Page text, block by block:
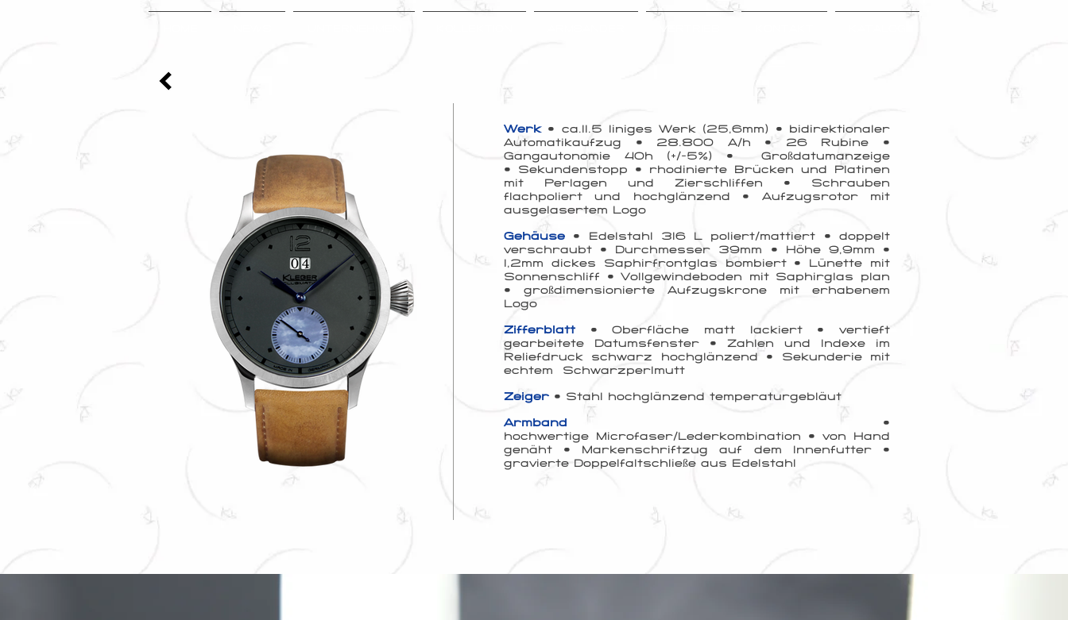
Werk• ca.11.5 liniges Werk (25,6mm) • bidirektionaler
Automatikaufzug • 28.800 A/h • 26 Rubine •
Gangautonomie 40h (+/-5%) • Großdatumanzeige
• Sekundenstopp • rhodinierte Brücken und Platinen
mit Perlagen und Zierschliffen • Schrauben
flachpoliert und hochglänzend • Aufzugsrotor mit
ausgelasertem Logo
Gehäuse • Edelstahl 316 L poliert/mattiert • doppelt
verschraubt • Durchmesser 39mm • Höhe 9,9mm •
1,2mm dickes Saphirfrontglas bombiert • Lünette mit
Sonnenschliff • Vollgewindeboden mit Saphirglas plan
• großdimensionierte Aufzugskrone mit erhabenem
Logo
Zifferblatt • Oberfläche matt lackiert • vertieft
gearbeitete Datumsfenster • Zahlen und Indexe im
Reliefdruck schwarz hochglänzend • Sekunderie mit
echtem Schwarzperlmutt
Zeiger • Stahl hochglänzend temperaturgebläut
Armband •
hochwertige Microfaser/Lederkombination • von Hand
genäht • Markenschriftzug auf dem Innenfutter •
gravierte Doppelfaltschließe aus Edelstahl